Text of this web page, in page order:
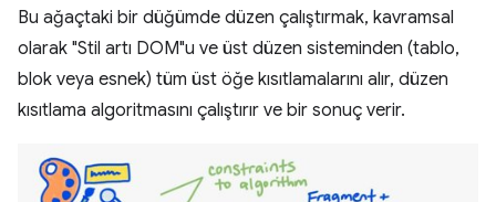
Bu ağaçtaki bir düğümde düzen çalıştırmak, kavramsal
olarak "Stil artı DOM"u ve üst düzen sisteminden (tablo,
blok veya esnek) tüm üst öğe kısıtlamalarını alır, düzen
kısıtlama algoritmasını çalıştırır ve bir sonuç verir.